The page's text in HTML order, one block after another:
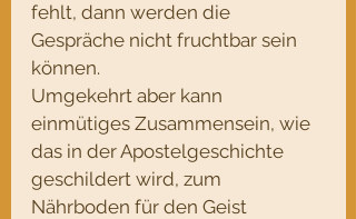
fehlt, dann werden die
Gespräche nicht fruchtbar sein
können.
Umgekehrt aber kann
einmütiges Zusammensein, wie
das in der Apostelgeschichte
geschildert wird, zum
Nährboden für den Geist